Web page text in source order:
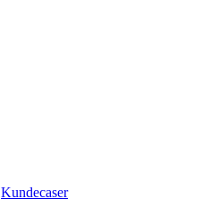
Kundecaser